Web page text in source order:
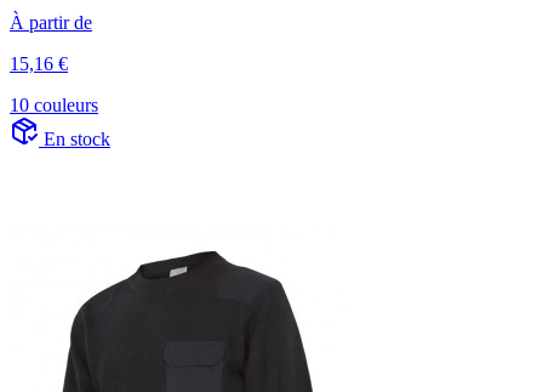
À partir de
15,16 €
10 couleurs
En stock